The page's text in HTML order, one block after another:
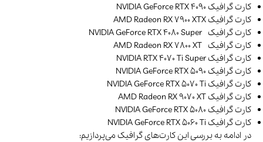
کارت گرافیک NVIDIA GeForce RTX 4090
کارت گرافیک AMD Radeon RX 7900 XTX
کارت گرافیک NVIDIA GeForce RTX 4080 Super
کارت گرافیک AMD Radeon RX 7800 XT
کارت گرافیک NVIDIA RTX 4070 Ti Super
کارت گرافیک NVIDIA GeForce RTX 5090
کارت گرافیک NVIDIA GeForce RTX 5070 Ti
کارت گرافیک AMD Radeon RX 9070 XT
کارت گرافیک NVIDIA GeForce RTX 5080
کارت گرافیک NVIDIA GeForce RTX 5060 Ti
در ادامه به بررسی این کارت‌های گرافیک می‌پردازیم: